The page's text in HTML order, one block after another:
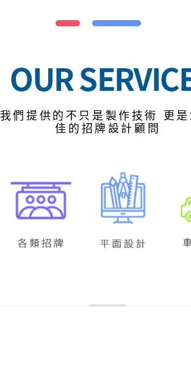
我們提供的不只是製作技術 更
佳的招牌設計顧問